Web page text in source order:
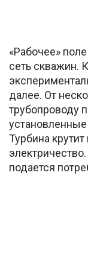
«Рабочее»
сеть скважин.
далее. От
трубопроводу
Турбина
подается